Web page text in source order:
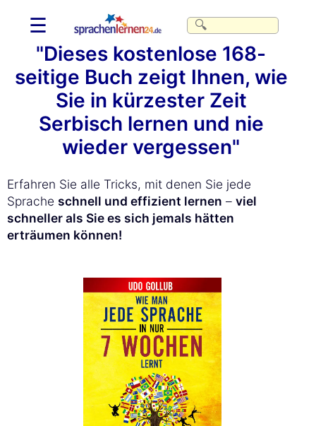
☰
"Dieses kostenlose 168-
seitige Buch zeigt Ihnen, wie
Sie in kürzester Zeit
Serbisch lernen und nie
wieder vergessen"
Erfahren Sie alle Tricks, mit denen Sie jede
Sprache schnell und effizient lernen – viel
schneller als Sie es sich jemals hätten
erträumen können!